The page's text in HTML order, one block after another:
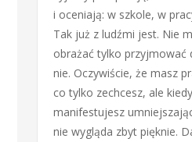
i oceniają: w szkole, w
Tak już z ludźmi jest. Nie
obrażać tylko przyjmować
nie. Oczywiście, że masz
co tylko zechcesz, ale
manifestujesz
nie wygląda zbyt pięknie.